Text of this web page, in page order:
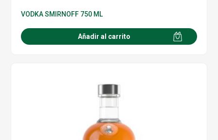
VODKA SMIRNOFF 750 ML
Añadir al carrito